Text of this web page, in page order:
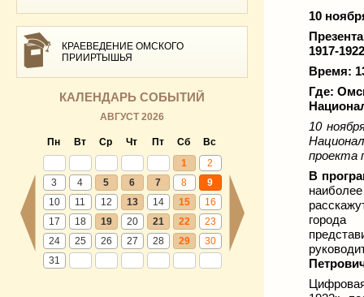
КРАЕВЕДЕНИЕ ОМСКОГО
ПРИИРТЫШЬЯ
КАЛЕНДАРЬ СОБЫТИЙ
АВГУСТ 2026
Пн Вт Ср Чт Пт Сб
Вс
1
2
3
4 5 6 7 8
9
10
11 12 13 14 15
16
17
18 19 20 21 22
23
24
25 26 27 28 29
30
31
10
1917-
Время:
Где:
10
проекта
В